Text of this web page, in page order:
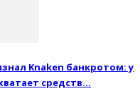
Knaken банкротом: у
средств…